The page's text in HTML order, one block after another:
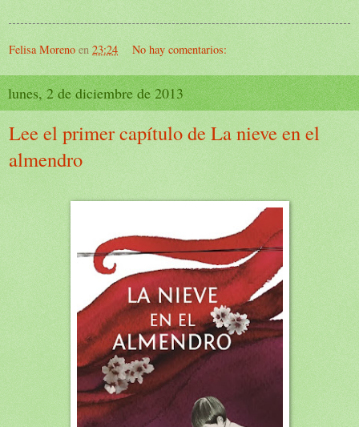
Felisa Moreno en 23:24 No hay comentarios:
lunes, 2 de diciembre de 2013
Lee el primer capítulo de La nieve en el
almendro